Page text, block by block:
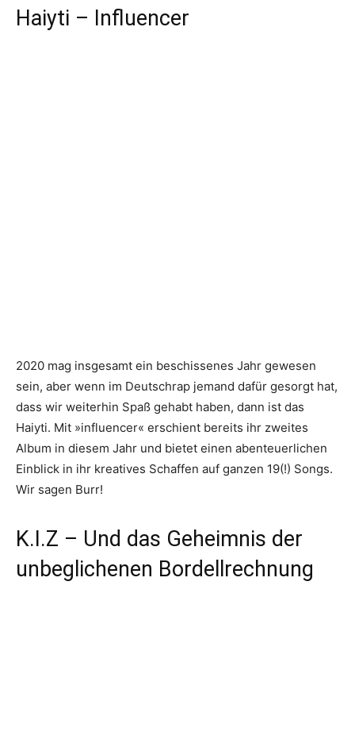
Haiyti – Influencer
2020 mag insgesamt ein beschissenes Jahr gewesen
sein, aber wenn im Deutschrap jemand dafür gesorgt hat,
dass wir weiterhin Spaß gehabt haben, dann ist das
Haiyti. Mit »influencer« erschient bereits ihr zweites
Album in diesem Jahr und bietet einen abenteuerlichen
Einblick in ihr kreatives Schaffen auf ganzen 19(!) Songs.
Wir sagen Burr!
K.I.Z – Und das Geheimnis der
unbeglichenen Bordellrechnung